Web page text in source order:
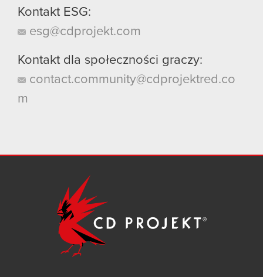
Kontakt ESG:
esg@cdprojekt.com
Kontakt dla społeczności graczy:
contact.community@cdprojektred.co
m